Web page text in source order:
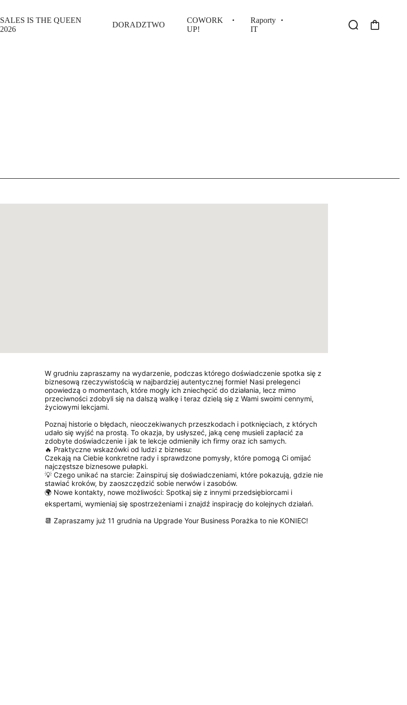
SALES IS THE QUEEN
2026
DORADZTWO
COWORK
UP!
Raporty
IT
W grudniu zapraszamy na wydarzenie, podczas którego doświadczenie spotka się z
biznesową rzeczywistością w najbardziej autentycznej formie! Nasi prelegenci
opowiedzą o momentach, które mogły ich zniechęcić do działania, lecz mimo
przeciwności zdobyli się na dalszą walkę i teraz dzielą się z Wami swoimi cennymi,
życiowymi lekcjami.
Poznaj historie o błędach, nieoczekiwanych przeszkodach i potknięciach, z których
udało się wyjść na prostą. To okazja, by usłyszeć, jaką cenę musieli zapłacić za
zdobyte doświadczenie i jak te lekcje odmieniły ich firmy oraz ich samych.
🔥 Praktyczne wskazówki od ludzi z biznesu:
Czekają na Ciebie konkretne rady i sprawdzone pomysły, które pomogą Ci omijać
najczęstsze biznesowe pułapki.
💡 Czego unikać na starcie: Zainspiruj się doświadczeniami, które pokazują, gdzie nie
stawiać kroków, by zaoszczędzić sobie nerwów i zasobów.
🌍 Nowe kontakty, nowe możliwości: Spotkaj się z innymi przedsiębiorcami i
ekspertami, wymieniaj się spostrzeżeniami i znajdź inspirację do kolejnych działań.
📆 Zapraszamy już 11 grudnia na Upgrade Your Business Porażka to nie KONIEC!